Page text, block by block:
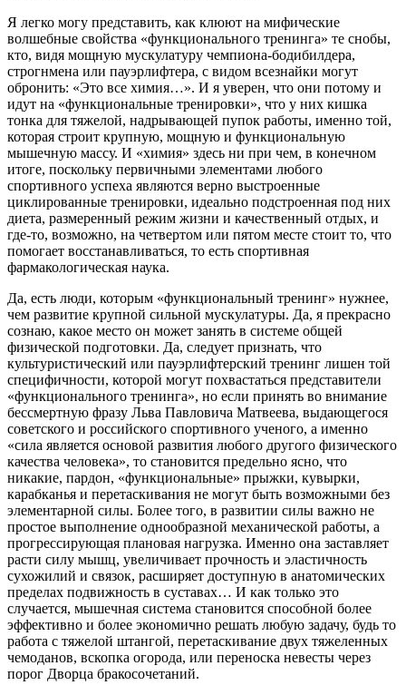
Я легко могу представить, как клюют на мифические
волшебные свойства «функционального тренинга» те снобы,
кто, видя мощную мускулатуру чемпиона-бодибилдера,
строгнмена или пауэрлифтера, с видом всезнайки могут
обронить: «Это все химия…». И я уверен, что они потому и
идут на «функциональные тренировки», что у них кишка
тонка для тяжелой, надрывающей пупок работы, именно той,
которая строит крупную, мощную и функциональную
мышечную массу. И «химия» здесь ни при чем, в конечном
итоге, поскольку первичными элементами любого
спортивного успеха являются верно выстроенные
циклированные тренировки, идеально подстроенная под них
диета, размеренный режим жизни и качественный отдых, и
где-то, возможно, на четвертом или пятом месте стоит то, что
помогает восстанавливаться, то есть спортивная
фармакологическая наука.
Да, есть люди, которым «функциональный тренинг» нужнее,
чем развитие крупной сильной мускулатуры. Да, я прекрасно
сознаю, какое место он может занять в системе общей
физической подготовки. Да, следует признать, что
культуристический или пауэрлифтерский тренинг лишен той
специфичности, которой могут похвастаться представители
«функционального тренинга», но если принять во внимание
бессмертную фразу Льва Павловича Матвеева, выдающегося
советского и российского спортивного ученого, а именно
«сила является основой развития любого другого физического
качества человека», то становится предельно ясно, что
никакие, пардон, «функциональные» прыжки, кувырки,
карабканья и перетаскивания не могут быть возможными без
элементарной силы. Более того, в развитии силы важно не
простое выполнение однообразной механической работы, а
прогрессирующая плановая нагрузка. Именно она заставляет
расти силу мышц, увеличивает прочность и эластичность
сухожилий и связок, расширяет доступную в анатомических
пределах подвижность в суставах… И как только это
случается, мышечная система становится способной более
эффективно и более экономично решать любую задачу, будь то
работа с тяжелой штангой, перетаскивание двух тяжеленных
чемоданов, вскопка огорода, или переноска невесты через
порог Дворца бракосочетаний.